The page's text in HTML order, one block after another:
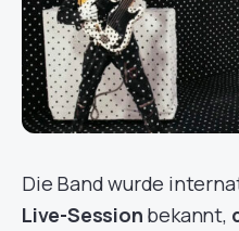
Die Band wurde
Live-Session bekannt,